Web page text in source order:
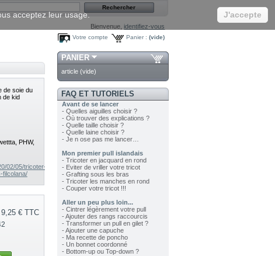
Bienvenue, identifiez-vous
Panier : (vide)
Votre compte
de soie du
de kid
PHW,
02/05/tricoter-
filcolana/
9,25 €TTC
PANIER
article (vide)
FAQ ET TUTORIELS
Avant de se lancer
- Quelles aiguilles choisir ?
- Où trouver des explications ?
- Quelle taille choisir ?
- Quelle laine choisir ?
- Je n ose pas me lancer…
Mon premier pull islandais
- Tricoter en jacquard en rond
- Eviter de vriller votre tricot
- Grafting sous les bras
- Tricoter les manches en rond
- Couper votre tricot !!!
Aller un peu plus loin...
- Cintrer légèrement votre pull
- Ajouter des rangs raccourcis
- Transformer un pull en gilet ?
- Ajouter une capuche
- Ma recette de poncho
- Un bonnet coordonné
- Bottom-up ou Top-down ?
acceptez leur usage. J'accepte